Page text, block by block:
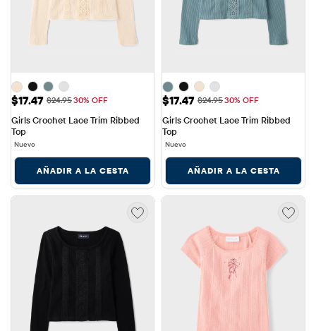
Precio de venta: $17.47
$17.47 Precio original: $24.95
$24.95
Girls Crochet Lace Trim Ribbed
Top
Nuevo
AÑADIR A LA CESTA
Precio de venta: $17.47
$17.47 Precio original: $24.95
$24.95
Girls Crochet Lace Trim Ribbed
Top
Nuevo
AÑADIR A LA CESTA